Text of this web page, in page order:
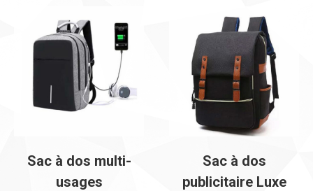
Sac à dos multi-
usages
Sac à dos
publicitaire Luxe